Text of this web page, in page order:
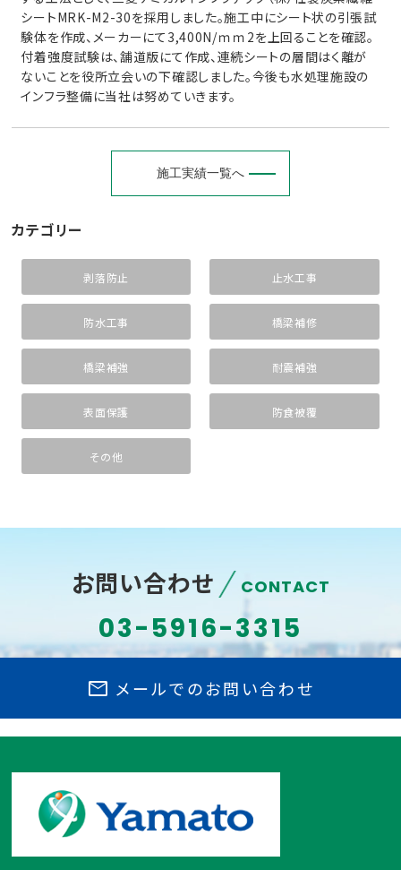
シートMRK-M2-30を採用しました。施工中にシート状の引張試
験体を作成、メーカーにて3,400N/ｍｍ2を上回ることを確認。
付着強度試験は、舗道版にて作成、連続シートの層間はく離が
ないことを役所立会いの下確認しました。今後も水処理施設の
インフラ整備に当社は努めていきます。
施工実績一覧へ
カテゴリー
剥落防止 止水工事
防水工事 橋梁補修
橋梁補強 耐震補強
表面保護 防食被覆
その他
お問い合わせ CONTACT
03-5916-3315
mail メールでのお問い合わせ